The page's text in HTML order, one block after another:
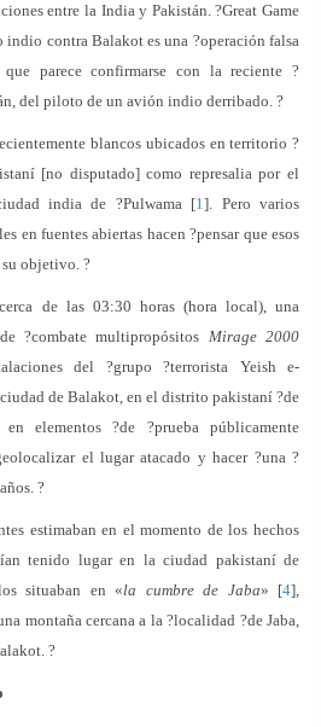
entre la India y Pakistán. ?Great Game
indio contra Balakot es una ?operación falsa
parece confirmarse con la reciente ?
del piloto de un avión indio derribado. ?
blancos ubicados en territorio ?
[no disputado] como represalia por el
india de ?Pulwama [1]. Pero varios
en fuentes abiertas hacen ?pensar que esos
su objetivo. ?
de las 03:30 horas (hora local), una
?combate multipropósitos Mirage 2000
del ?grupo ?terrorista Yeish e-
de Balakot, en el distrito pakistaní ?de
en elementos ?de ?prueba públicamente
el lugar atacado y hacer ?una ?
?
estimaban en el momento de los hechos
tenido lugar en la ciudad pakistaní de
situaban en «la cumbre de Jaba» [4],
montaña cercana a la ?localidad ?de Jaba,
?